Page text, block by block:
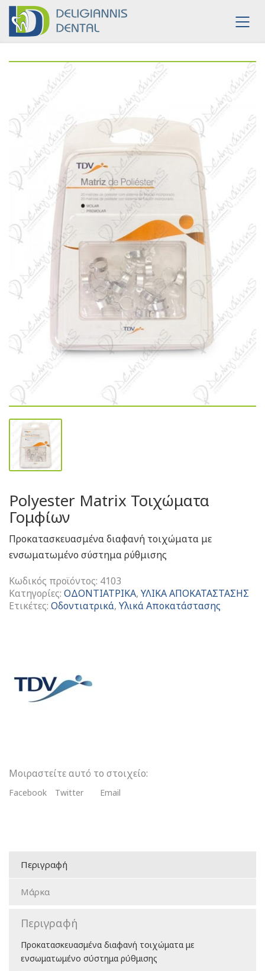
Polyester Matrix Τοιχώματα
Γομφίων
Προκατασκευασμένα διαφανή τοιχώματα με
ενσωματωμένο σύστημα ρύθμισης
Κωδικός προϊόντος: 4103
Κατηγορίες: ΟΔΟΝΤΙΑΤΡΙΚΑ, ΥΛΙΚΑ ΑΠΟΚΑΤΑΣΤΑΣΗΣ
Ετικέτες: Οδοντιατρικά, Υλικά Αποκατάστασης
ποσότητα
Μοιραστείτε αυτό το στοιχείο:
Facebook Twitter Email
Περιγραφή
Μάρκα
Περιγραφή
Προκατασκευασμένα διαφανή τοιχώματα με
ενσωματωμένο σύστημα ρύθμισης